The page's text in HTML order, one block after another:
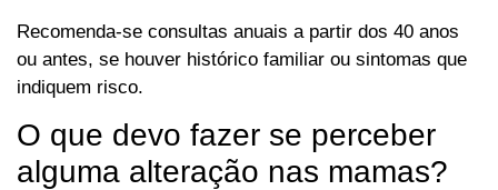
Recomenda-se consultas anuais a partir dos 40 anos
ou antes, se houver histórico familiar ou sintomas que
indiquem risco.
O que devo fazer se perceber
alguma alteração nas mamas?